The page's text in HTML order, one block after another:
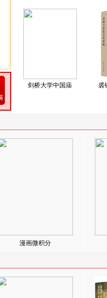
剑桥大学中国庙 裘
漫画微积分